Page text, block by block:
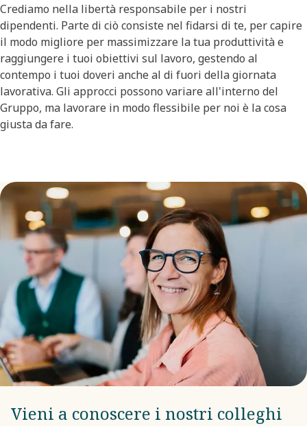
Crediamo nella libertà responsabile per i nostri
dipendenti. Parte di ciò consiste nel fidarsi di te, per capire
il modo migliore per massimizzare la tua produttività e
raggiungere i tuoi obiettivi sul lavoro, gestendo al
contempo i tuoi doveri anche al di fuori della giornata
lavorativa. Gli approcci possono variare all'interno del
Gruppo, ma lavorare in modo flessibile per noi è la cosa
giusta da fare.​
Vieni a conoscere i nostri colleghi